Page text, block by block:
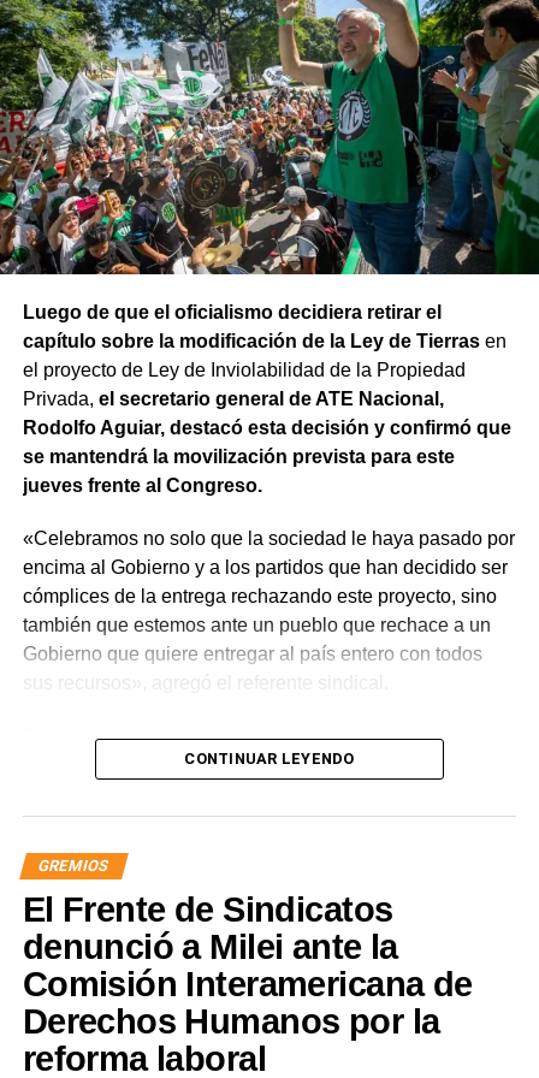
Luego de que el oficialismo decidiera retirar el
capítulo sobre la modificación de la Ley de Tierrasen
el proyecto de Ley de Inviolabilidad de la Propiedad
Privada, el secretario general de ATE Nacional,
Rodolfo Aguiar, destacó esta decisión y confirmó que
se mantendrá la movilización prevista para este
jueves frente al Congreso.
«Celebramos no solo que la sociedad le haya pasado por
encima al Gobierno y a los partidos que han decidido ser
cómplices de la entrega rechazando este proyecto, sino
también que estemos ante un pueblo que rechace a un
Gobierno que quiere entregar al país entero con todos
sus recursos», agregó el referente sindical.
En referencia a la movilización prevista para el jueves,
apuntó que «a Milei se le están terminando las balas y
movilizar para seguir repudiando a los senadores han
tergiversado su representación, porque debieran impulsar
y votar iniciativas para defender los intereses de nuestra
nación y no rematarla».
«Este es un avance significativo de la lucha. Quedó
demostrado que solo estando en la calle vamos a seguir
recuperando soberanía», concluyó el titular de ATE
Nacional.
CONTINUAR LEYENDO
GREMIOS
El Frente de Sindicatos
denunció a Milei ante la
Comisión Interamericana de
Derechos Humanos por la
reforma laboral